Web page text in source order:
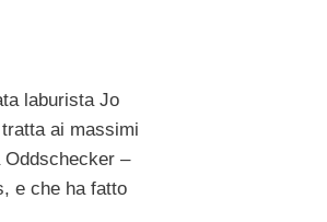
laburista Jo
ai massimi
Oddschecker –
e che ha fatto